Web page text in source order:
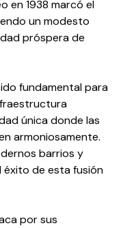
en 1938 marcó el
un modesto
próspera de
fundamental para
única donde las
armoniosamente.
barrios y
éxito de esta fusión
por sus